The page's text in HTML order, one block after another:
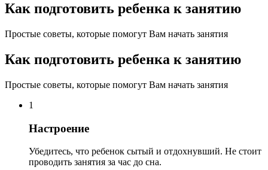
Как подготовить ребенка к занятию
Простые советы, которые помогут Вам начать занятия
Как подготовить ребенка к занятию
Простые советы, которые помогут Вам начать занятия
1
Настроение
Убедитесь, что ребенок сытый и отдохнувший. Не стоит
проводить занятия за час до сна.